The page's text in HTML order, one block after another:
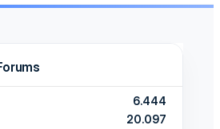
6.444
20.097